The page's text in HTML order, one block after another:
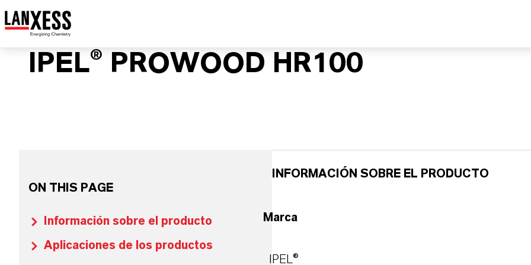
IPEL® PROWOOD HR100
ON THIS PAGE
Información sobre el producto
Aplicaciones de los productos
INFORMACIÓN SOBRE EL PRODUCTO
Marca
IPEL®